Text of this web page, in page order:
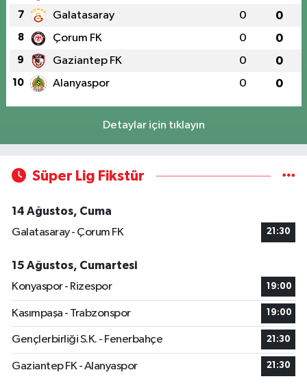
7 Galatasaray 0 0
8 Çorum FK 0 0
9 Gaziantep FK 0 0
10 Alanyaspor 0 0
Detaylar için tıklayın
Süper Lig Fikstür
14 Ağustos, Cuma
Galatasaray - Çorum FK
21:30
15 Ağustos, Cumartesi
Konyaspor - Rizespor
19:00
Kasımpaşa - Trabzonspor 19:00
Gençlerbirliği S.K. - Fenerbahçe 21:30
Gaziantep FK - Alanyaspor 21:30